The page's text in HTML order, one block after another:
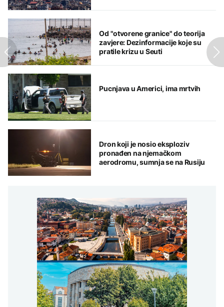
Od "otvorene granice" do teorija
zavjere: Dezinformacije koje su
pratile krizu u Seuti
Pucnjava u Americi, ima mrtvih
Dron koji je nosio eksploziv
pronađen na njemačkom
aerodromu, sumnja se na Rusiju